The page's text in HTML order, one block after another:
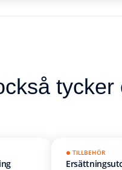
tycker
TILLBEHÖR